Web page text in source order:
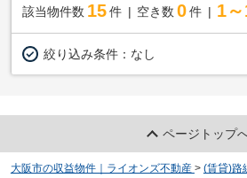
該当物件数 15件 空き数 0 件 1
絞り込み条件： なし
ページトップ
大阪市の収益物件｜ライオンズ不動産 > (賃貸)路